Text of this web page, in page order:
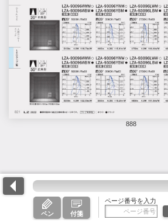
888
ペン 付箋
ページ番号を入力